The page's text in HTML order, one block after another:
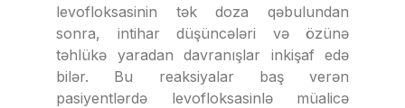
levofloksasinin tək doza qəbulundan
sonra, intihar düşüncələri və özünə
təhlükə yaradan davranışlar inkişaf edə
bilər. Bu reaksiyalar baş verən
pasiyentlərdə levofloksasinlə müalicə